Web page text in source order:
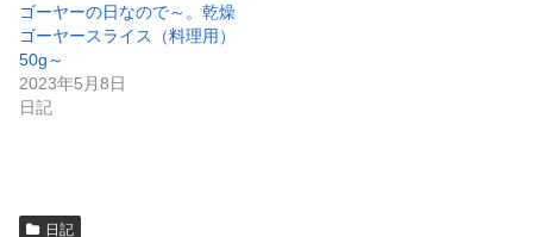
ウ
で
開
ま
す
ゴーヤーの日なので～。乾燥
ゴーヤースライス（料理用）
50g～
2023年5月8日
日記
日記